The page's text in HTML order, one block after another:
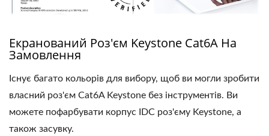
Екранований Роз'єм Keystone Cat6A На
Замовлення
Існує багато кольорів для вибору, щоб ви могли зробити
власний роз'єм Cat6A Keystone без інструментів. Ви
можете пофарбувати корпус IDC роз'єму Keystone, а
також засувку.